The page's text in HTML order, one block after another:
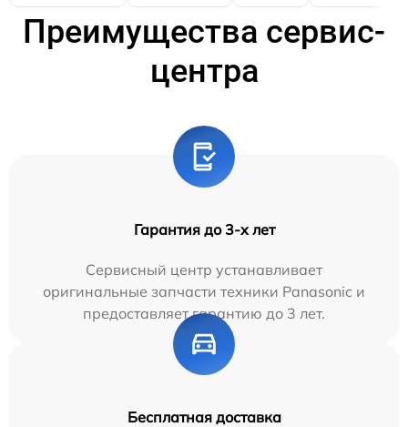
Преимущества сервис-
центра
Гарантия до 3-х лет
Сервисный центр устанавливает
оригинальные запчасти техники Panasonic и
предоставляет гарантию до 3 лет.
Бесплатная доставка